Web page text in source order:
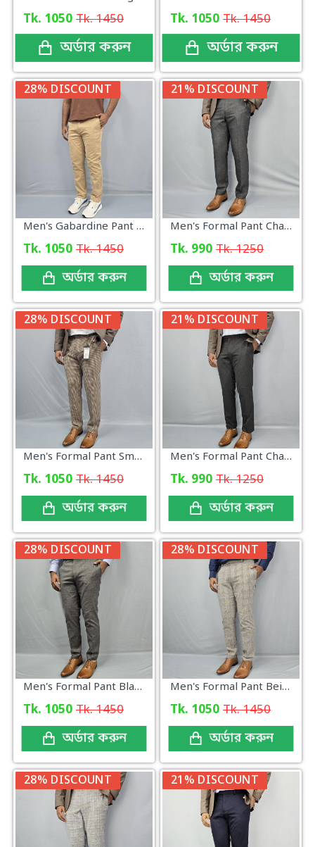
Tk. 1050 Tk. 1450
অর্ডার করুন
Tk. 1050 Tk. 1450
অর্ডার করুন
28% DISCOUNT
Men's Gabardine Pant Brown Color
Tk. 1050 Tk. 1450
অর্ডার করুন
21% DISCOUNT
Men's Formal Pant Charcoal New Collection
Tk. 990 Tk. 1250
অর্ডার করুন
28% DISCOUNT
Men's Formal Pant Small Check Pattern
Tk. 1050 Tk. 1450
অর্ডার করুন
21% DISCOUNT
Men's Formal Pant Charcoal Color
Tk. 990 Tk. 1250
অর্ডার করুন
28% DISCOUNT
Men's Formal Pant Black Ash Check
Tk. 1050 Tk. 1450
অর্ডার করুন
28% DISCOUNT
Men's Formal Pant Beige Grey Check
Tk. 1050 Tk. 1450
অর্ডার করুন
28% DISCOUNT 21% DISCOUNT